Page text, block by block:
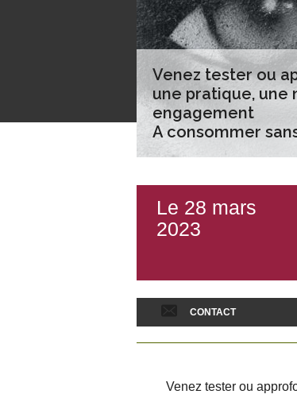
Venez tester ou
une pratique, une
engagement
A consommer
Le 28 mars
2023
CONTACT
Venez tester ou